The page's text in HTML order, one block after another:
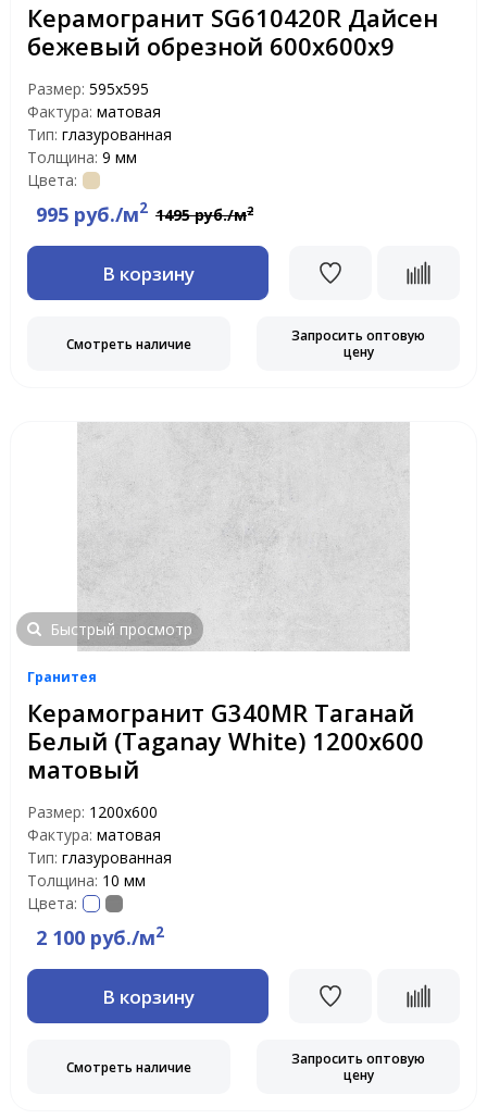
Керамогранит SG610420R Дайсен
бежевый обрезной 600х600х9
Размер: 595x595
Фактура: матовая
Тип: глазурованная
Толщина: 9 мм
Цвета:
995 руб./м2 1495 руб./м2
В корзину
Смотреть наличие
Запросить оптовую
цену
Быстрый просмотр
Гранитея
Керамогранит G340MR Таганай
Белый (Taganay White) 1200х600
матовый
Размер: 1200х600
Фактура: матовая
Тип: глазурованная
Толщина: 10 мм
Цвета:
2 100 руб./м2
В корзину
Смотреть наличие
Запросить оптовую
цену